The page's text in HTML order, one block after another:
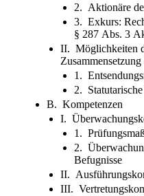
2. Aktionäre
3. Exkurs:
§ 287 Abs. 3
II. Möglichkeiten
1.
2.
B. Kompetenzen
I.
1.
2.
Befugnisse
II.
III.